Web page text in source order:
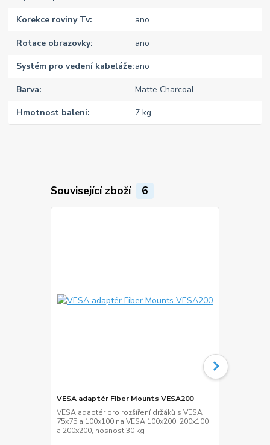
Korekce roviny Tv ano
Rotace obrazovky ano
Systém pro vedení kabeláže ano
Barva Matte Charcoal
Hmotnost balení 7 kg
Související zboží 6
VESA adaptér Fiber Mounts VESA200
VESA adaptér pro rozšíření držáků s VESA
75x75 a 100x100 na VESA 100x200, 200x100
a 200x200, nosnost 30 kg